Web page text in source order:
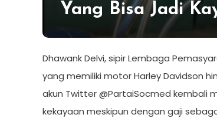
Yang Bisa Jadi
Dhawank Delvi, sipir Lembaga
yang memiliki motor Harley Davidson
akun Twitter @PartaiSocmed kembali
kekayaan meskipun dengan gaji